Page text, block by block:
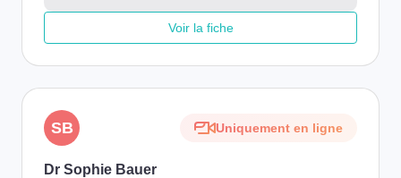
Voir la fiche
SB Uniquement en ligne
Dr Sophie Bauer